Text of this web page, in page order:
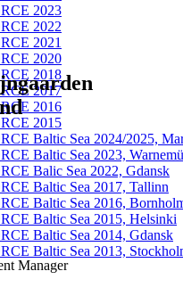
2023
2022
2021
2020
2018
2017
2016
2015
Baltic Sea 2024/2025,
Baltic Sea 2023,
Balic Sea 2022, Gdansk
Baltic Sea 2017, Tallinn
Baltic Sea 2016,
Baltic Sea 2015, Helsinki
Baltic Sea 2014, Gdansk
Baltic Sea 2013,
Manager